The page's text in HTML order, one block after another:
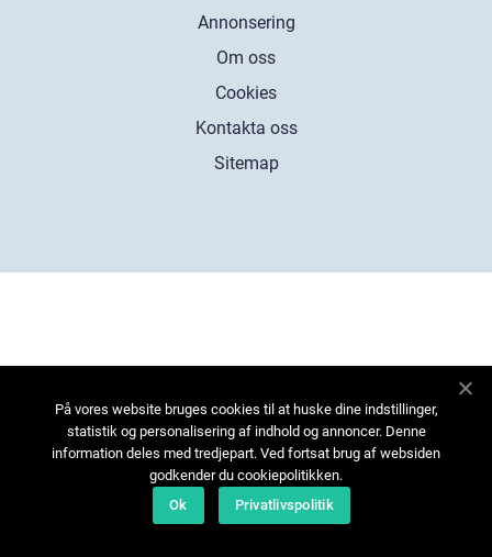
Annonsering
Om oss
Cookies
Kontakta oss
Sitemap
På vores website bruges cookies til at huske dine indstillinger,
statistik og personalisering af indhold og annoncer. Denne
information deles med tredjepart. Ved fortsat brug af websiden
godkender du cookiepolitikken.
Ok
Privatlivspolitik